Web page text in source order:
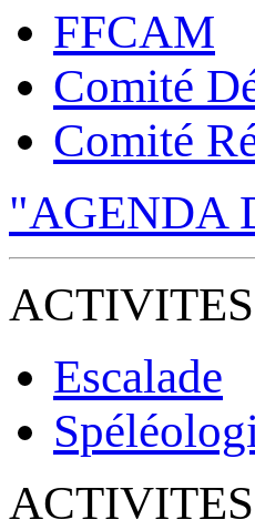
FFCAM
Comité
Comité
"AGENDA
Escalade